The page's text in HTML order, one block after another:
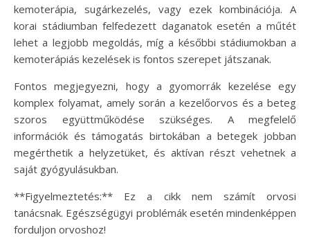
kemoterápia, sugárkezelés, vagy ezek kombinációja. A
korai stádiumban felfedezett daganatok esetén a műtét
lehet a legjobb megoldás, míg a későbbi stádiumokban a
kemoterápiás kezelések is fontos szerepet játszanak.
Fontos megjegyezni, hogy a gyomorrák kezelése egy
komplex folyamat, amely során a kezelőorvos és a beteg
szoros együttműködése szükséges. A megfelelő
információk és támogatás birtokában a betegek jobban
megérthetik a helyzetüket, és aktívan részt vehetnek a
saját gyógyulásukban.
**Figyelmeztetés:** Ez a cikk nem számít orvosi
tanácsnak. Egészségügyi problémák esetén mindenképpen
forduljon orvoshoz!